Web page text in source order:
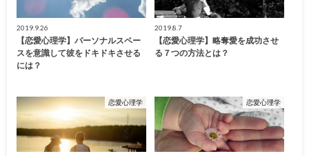
2019.9.26
【恋愛心理学】パーソナルスペー
スを意識して彼をドキドキさせる
には？
2019.8.7
【恋愛心理学】略奪愛を成功させ
る７つの方法とは？
恋愛心理学 恋愛心理学